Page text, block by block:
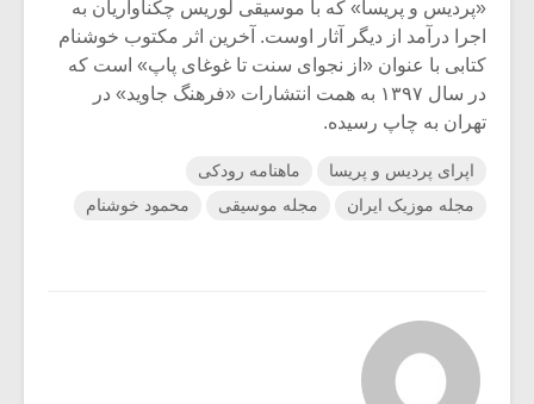
«پردیس و پریسا» که با موسیقی لوریس چکناواریان به
اجرا درآمد از دیگر آثار اوست. آخرین اثر مکتوب خوشنام
کتابی با عنوان «از نجوای سنت تا غوغای پاپ» است که
در سال ۱۳۹۷ به همت انتشارات «فرهنگ جاوید» در
تهران به چاپ رسیده.
اپرای پردیس و پریسا
ماهنامه رودکی
مجله موزیک ایران
مجله موسیقی محمود خوشنام